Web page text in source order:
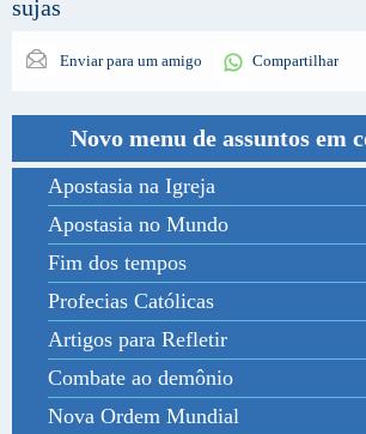
sujas
Enviar para um amigo Compartilhar
Novo menu de assuntos em
Apostasia na Igreja
Apostasia no Mundo
Fim dos tempos
Profecias Católicas
Artigos para Refletir
Combate ao demônio
Nova Ordem Mundial